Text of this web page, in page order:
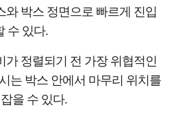
와 박스 정면으로 빠르게 진입
수 있다.
가 정렬되기 전 가장 위협적인
는 박스 안에서 마무리 위치를
을 수 있다.